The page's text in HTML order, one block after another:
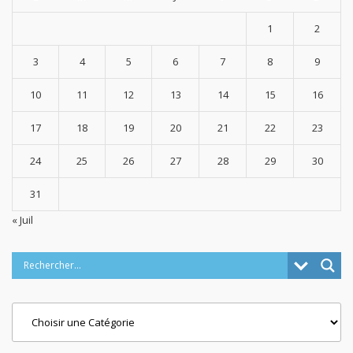
1 2
3 4 5 6 7 8 9
10 11 12 13 14 15 16
17 18 19 20 21 22 23
24 25 26 27 28 29 30
31
« Juil